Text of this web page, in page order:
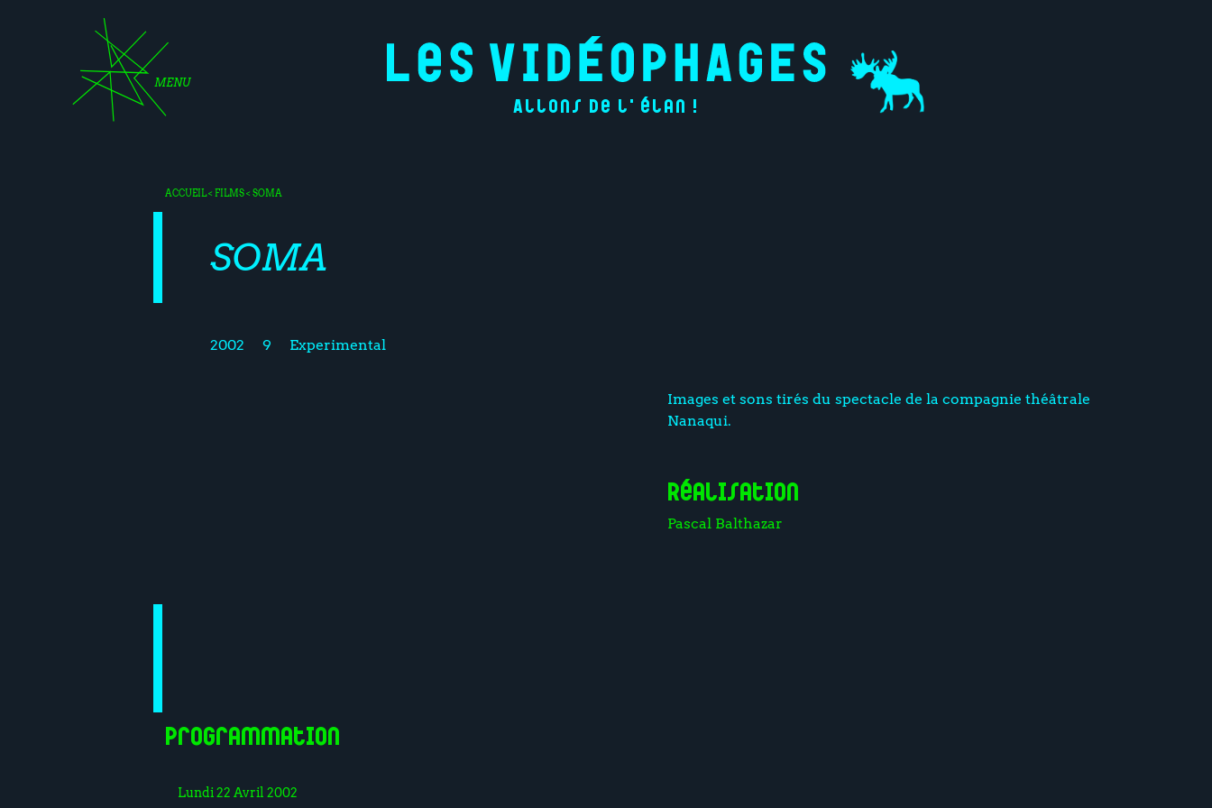
MENU
Allons de l'élan !
ACCUEIL<FILMS< SOMA
SOMA
2002 9 Experimental
Images et sons tirés du spectacle de la compagnie théâtrale
Nanaqui.
Réalisation
Pascal Balthazar
Programmation
Lundi 22 Avril 2002